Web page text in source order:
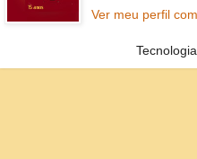
Ver meu perfil